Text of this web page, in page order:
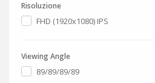
Risoluzione
FHD (1920x1080) IPS
Viewing Angle
89/89/89/89